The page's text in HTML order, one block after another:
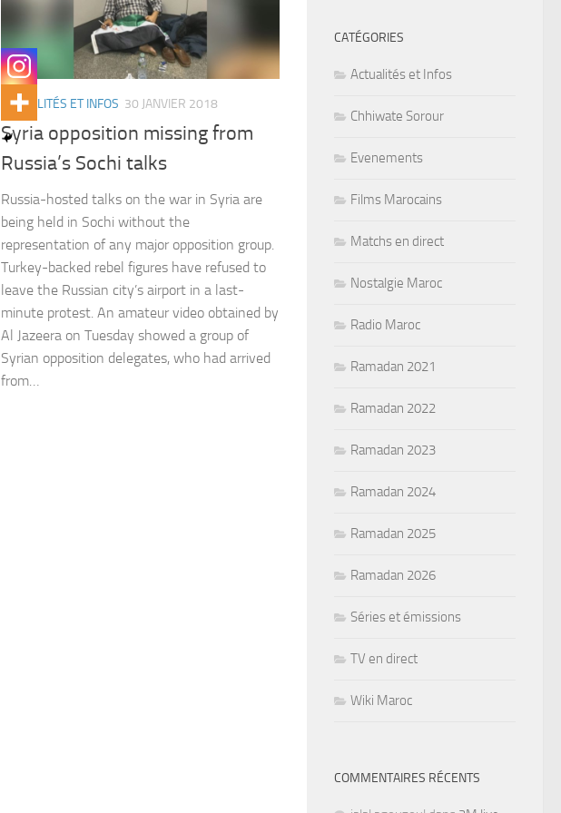
ACTUALITÉS ET INFOS 30 JANVIER 2018
Syria opposition missing from
Russia’s Sochi talks
Russia-hosted talks on the war in Syria are
being held in Sochi without the
representation of any major opposition group.
Turkey-backed rebel figures have refused to
leave the Russian city’s airport in a last-
minute protest. An amateur video obtained by
Al Jazeera on Tuesday showed a group of
Syrian opposition delegates, who had arrived
from…
CATÉGORIES
Actualités et Infos
Chhiwate Sorour
Evenements
Films Marocains
Matchs en direct
Nostalgie Maroc
Radio Maroc
Ramadan 2021
Ramadan 2022
Ramadan 2023
Ramadan 2024
Ramadan 2025
Ramadan 2026
Séries et émissions
TV en direct
Wiki Maroc
COMMENTAIRES RÉCENTS